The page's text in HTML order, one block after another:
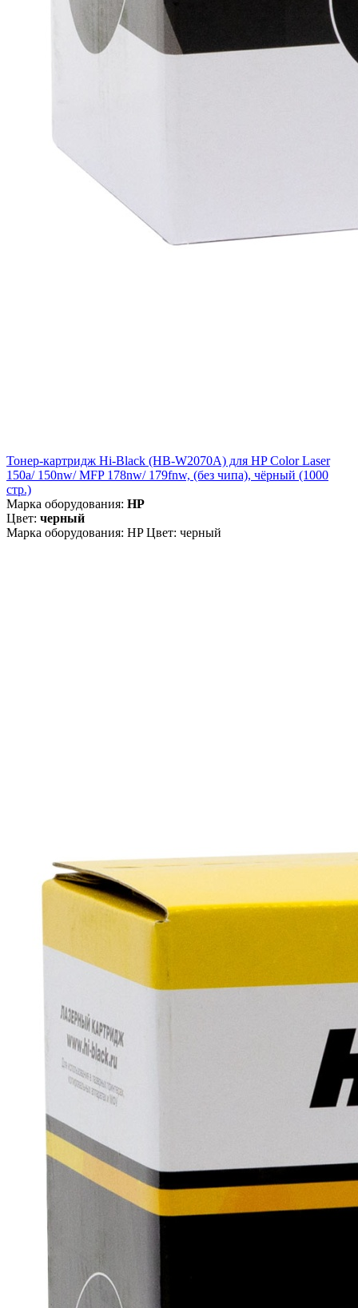
Тонер-картридж Hi-Black (HB-W2070A) для HP Color Laser
150a/ 150nw/ MFP 178nw/ 179fnw, (без чипа), чёрный (1000
стр.)
Марка оборудования: HP
Цвет: черный
Марка оборудования: HP Цвет: черный